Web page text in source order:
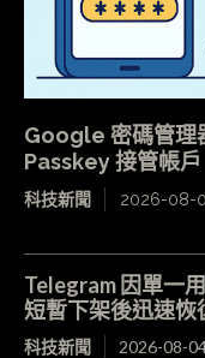
Google 密碼管
Passkey 接管帳戶
科技新聞 2026-08-
Telegram 因單一
短暫下架後迅速恢
科技新聞 2026-08-